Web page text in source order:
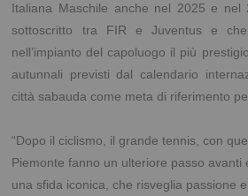
Italiana Maschile anche nel 2025 e nel
sottoscritto tra FIR e Juventus e
nell’impianto del capoluogo il più
autunnali previsti dal calendario
città sabauda come meta di riferimento
“Dopo il ciclismo, il grande tennis, con
Piemonte fanno un ulteriore passo avanti
una sfida iconica, che risveglia passione